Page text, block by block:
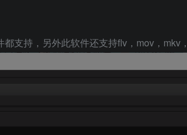
支持，另外此软件还支持flv，mov，mkv